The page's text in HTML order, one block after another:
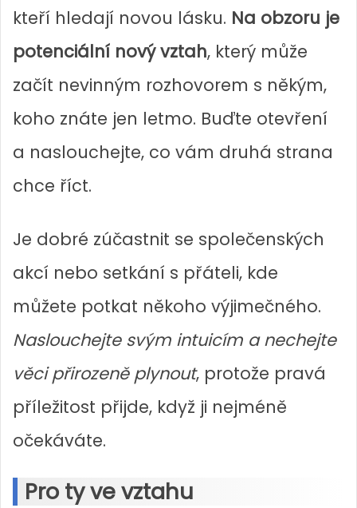
kteří hledají novou lásku. Na obzoru je
potenciální nový vztah, který může
začít nevinným rozhovorem s někým,
koho znáte jen letmo. Buďte otevření
a naslouchejte, co vám druhá strana
chce říct.
Je dobré zúčastnit se společenských
akcí nebo setkání s přáteli, kde
můžete potkat někoho výjimečného.
Naslouchejte svým intuicím a nechejte
věci přirozeně plynout, protože pravá
příležitost přijde, když ji nejméně
očekáváte.
Pro ty ve vztahu